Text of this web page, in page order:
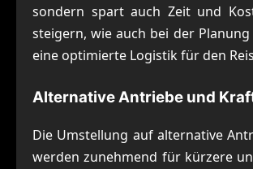
sondern spart auch Zeit und
steigern, wie auch bei der
eine optimierte Logistik für den
Alternative Antriebe und
Die Umstellung auf alternative
werden zunehmend für kürzere